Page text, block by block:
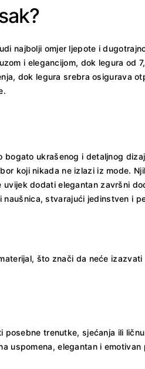
najbolji omjer ljepote i
i elegancijom, dok legura od
dok legura srebra osigurava
ukrašenog i detaljnog
koji nikada ne izlazi iz mode.
dodati elegantan završni
stvarajući jedinstven i
što znači da neće
trenutke, sjećanja ili
uspomena, elegantan i